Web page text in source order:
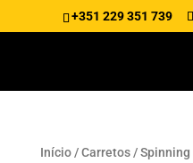
+351 229 351 739
Início/Carretos/Spinning